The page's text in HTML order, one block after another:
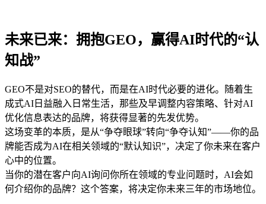
未来已来：拥抱GEO，赢得AI时代的“认
知战”
GEO不是对SEO的替代，而是在AI时代必要的进化。随着生
成式AI日益融入日常生活，那些及早调整内容策略、针对AI
优化信息表达的品牌，将获得显著的先发优势。
这场变革的本质，是从“争夺眼球”转向“争夺认知”——你的品
牌能否成为AI在相关领域的“默认知识”，决定了你未来在客户
心中的位置。
当你的潜在客户向AI询问你所在领域的专业问题时，AI会如
何介绍你的品牌？这个答案，将决定你未来三年的市场地位。